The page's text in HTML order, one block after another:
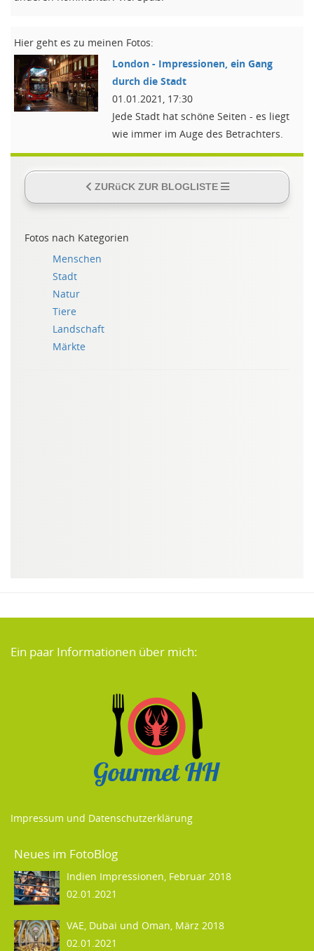
Hier geht es zu meinen Fotos:
London - Impressionen, ein Gang
durch die Stadt
01.01.2021, 17:30
Jede Stadt hat schöne Seiten - es liegt
wie immer im Auge des Betrachters.
ZURüCK ZUR BLOGLISTE
Fotos nach Kategorien
Menschen
Stadt
Natur
Tiere
Landschaft
Märkte
Ein paar Informationen über mich:
Impressum und Datenschutzerklärung
Neues im FotoBlog
Indien Impressionen, Februar 2018
02.01.2021
VAE, Dubai und Oman, März 2018
02.01.2021